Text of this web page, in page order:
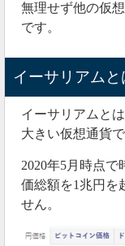
無理せず他の仮
です。
イーサリアムと
イーサリアムと
大きい仮想通貨で
2020年5月時点
価総額を1兆円を
せん。